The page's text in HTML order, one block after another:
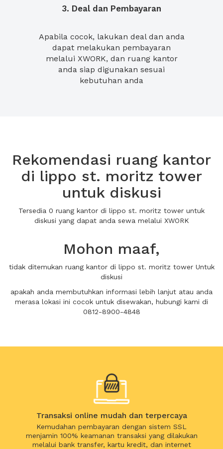
3. Deal dan Pembayaran
Apabila cocok, lakukan deal dan anda
dapat melakukan pembayaran
melalui XWORK, dan ruang kantor
anda siap digunakan sesuai
kebutuhan anda
Rekomendasi ruang kantor
di lippo st. moritz tower
untuk diskusi
Tersedia 0 ruang kantor di lippo st. moritz tower untuk
diskusi yang dapat anda sewa melalui XWORK
Mohon maaf,
tidak ditemukan ruang kantor di lippo st. moritz tower Untuk
diskusi
apakah anda membutuhkan informasi lebih lanjut atau anda
merasa lokasi ini cocok untuk disewakan, hubungi kami di
0812-8900-4848
Transaksi online mudah dan terpercaya
Kemudahan pembayaran dengan sistem SSL
menjamin 100% keamanan transaksi yang dilakukan
melalui bank transfer, kartu kredit, dan internet